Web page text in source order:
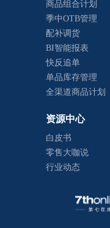
商品组合计划
季中OTB管理
配补调货
BI智能报表
快反追单
单品库存管理
全渠道商品计划
资源中心
白皮书
零售大咖说
行业动态